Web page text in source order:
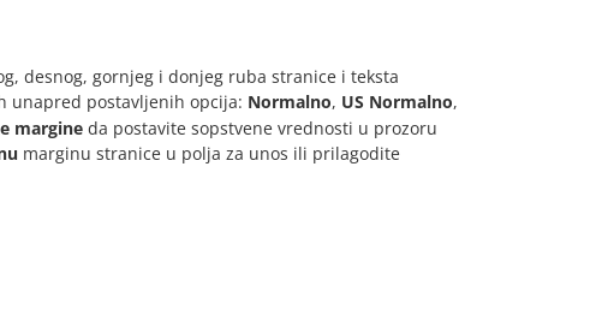
desnog, gornjeg i donjeg ruba stranice i teksta
unapred postavljenih opcija: Normalno, US Normalno,
margine da postavite sopstvene vrednosti u prozoru
marginu stranice u polja za unos ili prilagodite